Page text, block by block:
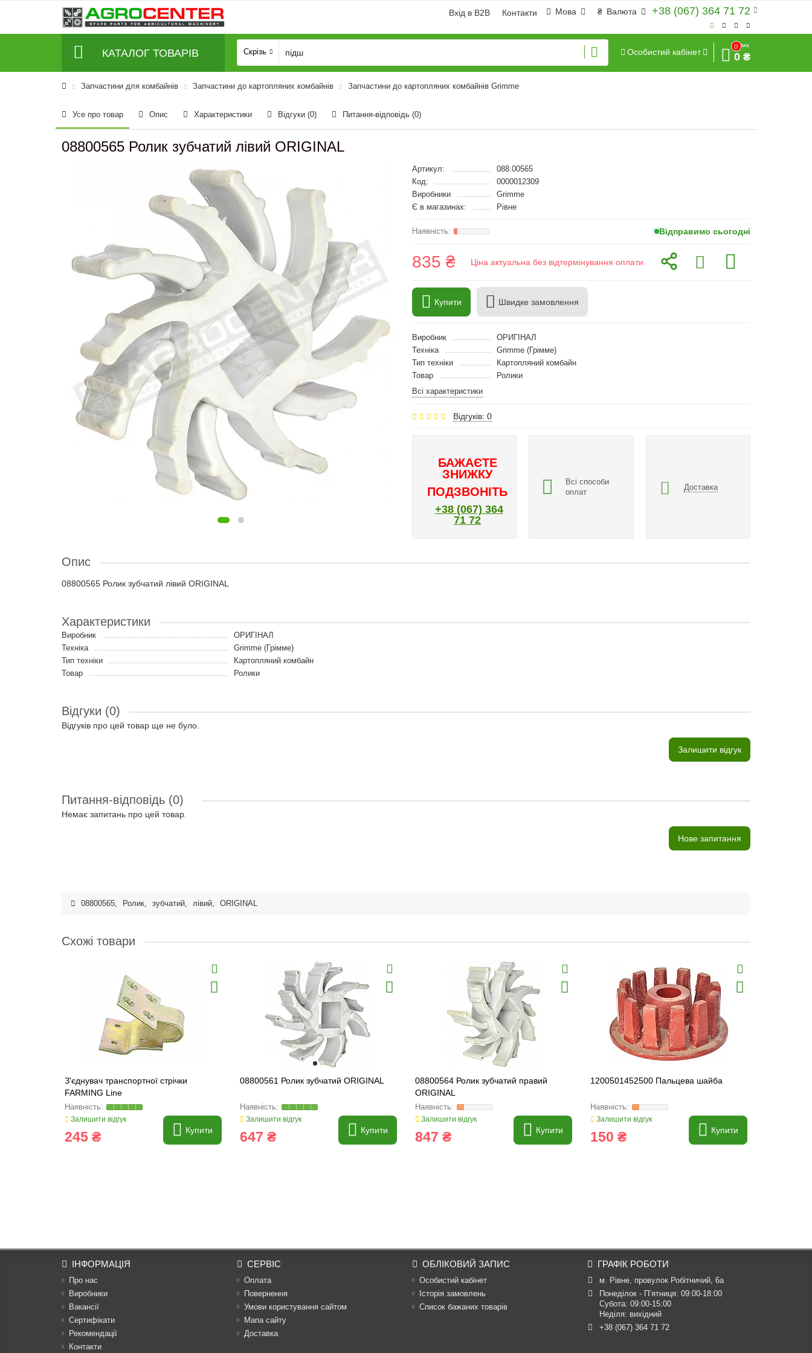
+38 (067) 364 71 72
₴ Валюта
Мова
Вхід в B2B Контакти
КАТАЛОГ ТОВАРІВ Скрізь Особистий кабінет
0
Сума
0 ₴
Запчастини для комбайнів Запчастини до картопляних комбайнів Запчастини до картопляних комбайнів Grimme
Усе про товар Опис Характеристики Відгуки (0) Питання-відповідь (0)
08800565 Ролик зубчатий лівий ORIGINAL
Артикул:
088.00565
Код:
0000012309
Виробники
Grimme
Є в магазинах:
Рівне
Відправимо сьогодні
835 ₴ Ціна актуальна без відтермінування оплати
Купити Швидке замовлення
Виробник
ОРИГІНАЛ
Техніка
Grimme (Грімме)
Тип техніки
Картопляний комбайн
Товар
Ролики
Всі характеристики
Відгуків: 0
БАЖАЄТЕ
ЗНИЖКУ
ПОДЗВОНІТЬ
+38 (067) 364
71 72
Всі способи
оплат
Доставка
Опис
08800565 Ролик зубчатий лівий ORIGINAL
Характеристики
Виробник
ОРИГІНАЛ
Техніка
Grimme (Грімме)
Тип техніки
Картопляний комбайн
Товар
Ролики
Відгуки (0)
Відгуків про цей товар ще не було.
Залишити відгук
Питання-відповідь (0)
Немає запитань про цей товар.
Нове запитання
08800565, Ролик, зубчатий, лівий, ORIGINAL
Схожі товари
З'єднувач транспортної стрічки
FARMING Line
Залишити відгук
245 ₴ Купити
08800561 Ролик зубчатий ORIGINAL
Залишити відгук
647 ₴ Купити
08800564 Ролик зубчатий правий
ORIGINAL
Залишити відгук
847 ₴ Купити
1200501452500 Пальцева шайба
Залишити відгук
150 ₴ Купити
ІНФОРМАЦІЯ
Про нас
Виробники
Вакансії
Сертифікати
Рекомендації
Контакти
СЕРВІС
Оплата
Повернення
Умови користування сайтом
Мапа сайту
Доставка
ОБЛІКОВИЙ ЗАПИС
Особистий кабінет
Історія замовлень
Список бажаних товарів
ГРАФІК РОБОТИ
м. Рівне, провулок Робітничий, 6а
Понеділок - П’ятниця: 09:00-18:00
Субота: 09:00-15:00
Неділя: вихідний
+38 (067) 364 71 72